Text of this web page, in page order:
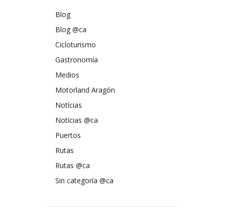
Blog
Blog @ca
Cicloturismo
Gastronomía
Medios
Motorland Aragón
Notícias
Notícias @ca
Puertos
Rutas
Rutas @ca
Sin categoría @ca